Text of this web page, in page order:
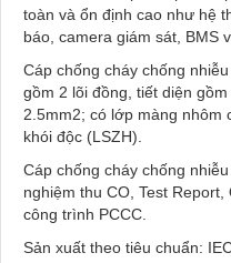
toàn và ổn định cao như hệ
báo, camera giám sát, BMS
Cáp chống cháy chống
gồm 2 lõi đồng, tiết diện
2.5mm2; có lớp màng nhôm
khói độc (LSZH).
Cáp chống cháy chống
nghiệm thu CO, Test
công trình PCCC.
Sản xuất theo tiêu chuẩn: